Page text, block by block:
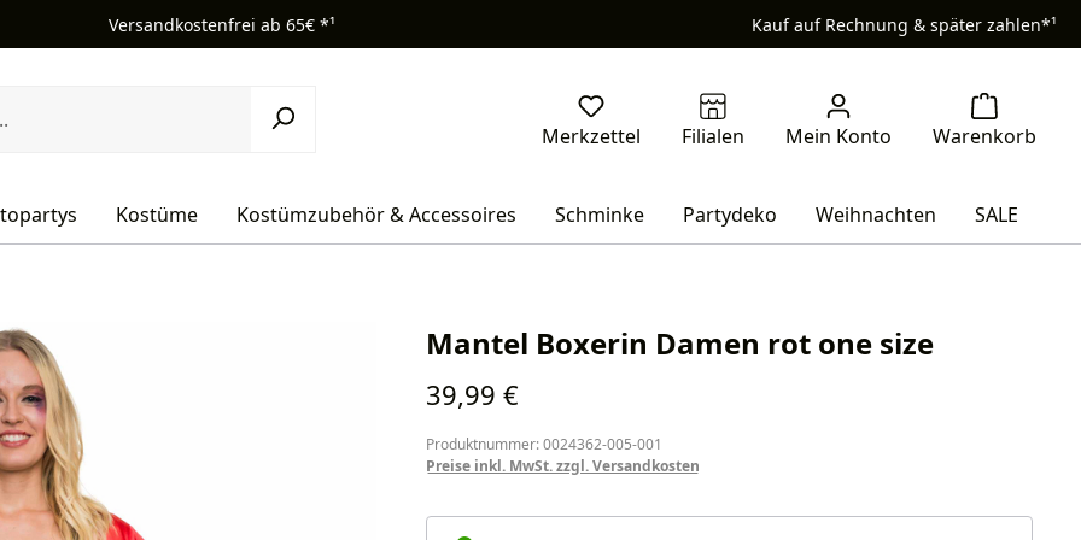
Versandkostenfrei ab 65€ *¹ Kauf auf Rechnung & später zahlen*¹
Kostüme Kostümzubehör & Accessoires Schminke Partydeko Weihnachten SALE
Mantel Boxerin Damen rot one size
Regulärer Preis:
39,99 €
Produktnummer: 0024362-005-001
Preise inkl. MwSt. zzgl. Versandkosten